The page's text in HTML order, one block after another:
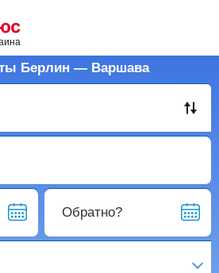
Берлин — Варшава
Обратно?